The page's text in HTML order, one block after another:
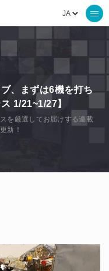
、まずは6機を打ち
1/21~1/27】
を厳選してお届けする連載
新！